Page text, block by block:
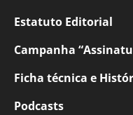
Estatuto Editorial
Campanha
Ficha técnica e
Podcasts